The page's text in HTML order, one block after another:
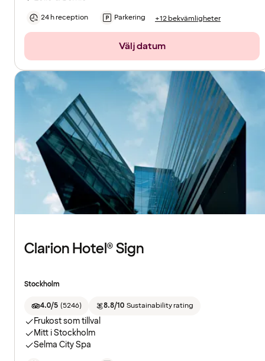
24 h reception Parkering +12 bekvämligheter
Välj datum
Clarion Hotel® Sign
Stockholm
4.0/5 (5246) 8.8/10 Sustainability rating
Frukost som tillval
Mitt i Stockholm
Selma City Spa